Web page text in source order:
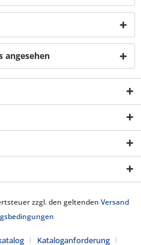
angesehen
zzgl. den geltenden Versand
Kataloganforderung